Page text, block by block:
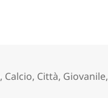
, Calcio, Città, Giovanile,